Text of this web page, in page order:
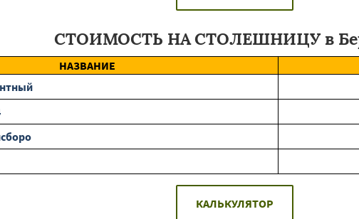
СТОИМОСТЬ НА СТОЛЕШНИЦУ в
НАЗВАНИЕ
КАЛЬКУЛЯТОР